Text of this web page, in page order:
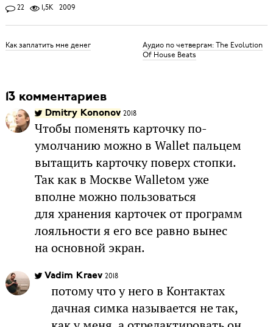
22 1,5K 2009
Как заплатить мне денег
Аудио по четвергам: The Evolution
Of House Beats
13 комментариев
Dmitry Kononov 2018
Чтобы поменять карточку по-
умолчанию можно в Wallet пальцем
вытащить карточку поверх стопки.
Так как в Москве Walletом уже
вполне можно пользоваться
для хранения карточек от программ
лояльности я его все равно вынес
на основной экран.
Vadim Kraev 2018
потому что у него в Контактах
дачная симка называется не так,